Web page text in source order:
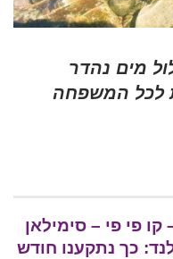
מים נהדר
לכל המשפחה
קו פי פי – סימילאן
כך נתקענו חודש